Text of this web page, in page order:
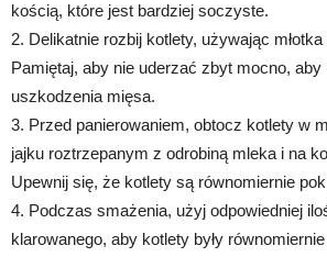
kością, które jest bardziej soczyste.
2. Delikatnie rozbij kotlety, używając
Pamiętaj, aby nie uderzać zbyt mocno,
uszkodzenia mięsa.
3. Przed panierowaniem, obtocz kotlety w
jajku roztrzepanym z odrobiną mleka i na
Upewnij się, że kotlety są równomiernie
4. Podczas smażenia, użyj odpowiedniej
klarowanego, aby kotlety były